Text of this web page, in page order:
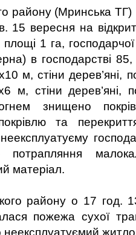
району (Мринська ТГ)
вересня на
1 га, господарчої
в господарстві
м, стіни дерев’яні,
м, стіни
знищено
та
матеріал.
району о 17 год.
пожежа сухої
неексплуатуємий